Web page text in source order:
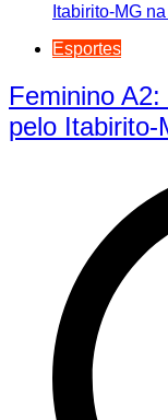
Esportes
Feminino
pelo Itabirito-